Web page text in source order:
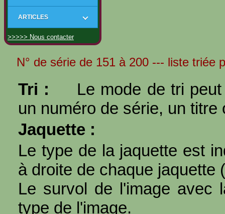
ARTICLES
>>>>> Nous contacter
N° de série de 151 à 200 --- liste triée
Tri :
Le mode de tri
un numéro de série, un titre
Jaquette :
Le type de la jaquette est
à droite de chaque jaquette (
Le survol de l'image avec
type de l'image.